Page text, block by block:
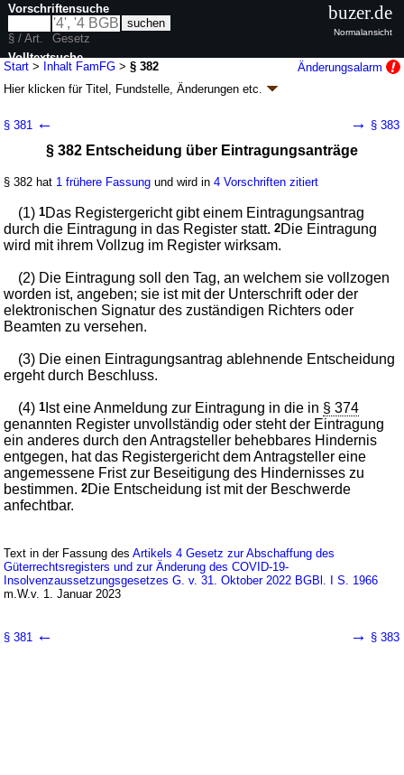
Start > Inhalt FamFG >§ 382
Änderungsalarm
Hier klicken fürTitel, Fundstelle, Änderungen etc.
Familiensachen und in den Angelegenheiten
der freiwilligen Gerichtsbarkeit (FamFG)
Artikel 1 G. v. 17.12.2008BGBl. I S. 2586, 2587, 2009 I S. 1102; zuletzt
G. v. 02.07.2026
Geltung ab 01.09.2009; FNA: 315-24Freiwillige Gerichtsbarkeit
110 weitere Fassungen
| Drucksachen / Entwurf / Begründung |
wird in 643 Vorschriften zitiert
Buch 5 Verfahren in Registersachen,
unternehmensrechtliche Verfahren
Abschnitt 3 Registersachen
Unterabschnitt 1 Verfahren
§ 381 ← → § 383
§ 382 Entscheidung über Eintragungsanträge
§ 382 hat 1 frühere Fassung und wird in4 Vorschriften zitiert
(1)1Das Registergericht gibt einem Eintragungsantrag
durch die Eintragung in das Register statt.2Die Eintragung
wird mit ihrem Vollzug im Register wirksam.
(2) Die Eintragung soll den Tag, an welchem sie vollzogen
worden ist, angeben; sie ist mit der Unterschrift oder der
elektronischen Signatur des zuständigen Richters oder
Beamten zu versehen.
(3) Die einen Eintragungsantrag ablehnende Entscheidung
ergeht durch Beschluss.
(4)1 Ist eine Anmeldung zur Eintragung in die in § 374
genannten Register unvollständig oder steht der Eintragung
ein anderes durch den Antragsteller behebbares Hindernis
entgegen, hat das Registergericht dem Antragsteller eine
angemessene Frist zur Beseitigung des Hindernisses zu
bestimmen.2Die Entscheidung ist mit der Beschwerde
anfechtbar.
Text in der Fassung desArtikels 4 Gesetz zur Abschaffung des
Güterrechtsregisters und zur Änderung des COVID-19-
Insolvenzaussetzungsgesetzes G. v. 31. Oktober 2022 BGBl. I S. 1966
m.W.v. 1. Januar 2023
§ 381 ← → § 383
Vorschriftensuche
§ / Art.
Gesetz
Volltextsuche
nur in FamFG
buzer.de
Normalansicht